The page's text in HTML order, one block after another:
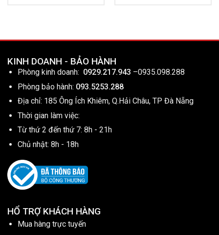
KINH DOANH - BẢO HÀNH
Phòng kinh doanh: 0929.217.943 –0935.098.288
Phòng bảo hành: 093.5253.288
Địa chỉ: 185 Ông Ích Khiêm, Q.Hải Châu, TP Đà Nẵng
Thời gian làm việc:
Từ thứ 2 đến thứ 7: 8h - 21h
Chủ nhật: 8h - 18h
HỔ TRỢ KHÁCH HÀNG
Mua hàng trực tuyến